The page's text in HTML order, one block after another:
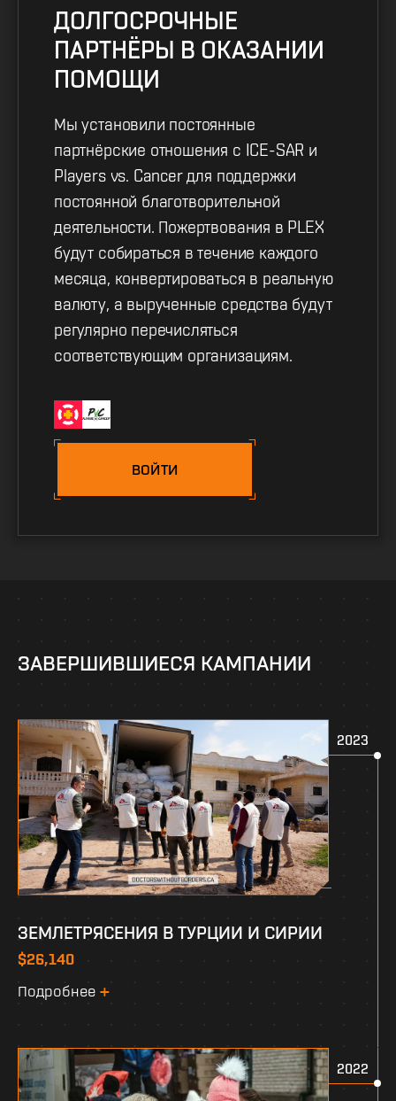
ДОЛГОСРОЧНЫЕ
ПАРТНЁРЫ В ОКАЗАНИИ
ПОМОЩИ
Мы установили постоянные
партнёрские отношения с ICE-SAR и
Players vs. Cancer для поддержки
постоянной благотворительной
деятельности. Пожертвования в PLEX
будут собираться в течение каждого
месяца, конвертироваться в реальную
валюту, а вырученные средства будут
регулярно перечисляться
соответствующим организациям.
ВОЙТИ
ЗАВЕРШИВШИЕСЯ КАМПАНИИ
2023
ЗЕМЛЕТРЯСЕНИЯ В ТУРЦИИ И СИРИИ
$26,140
Подробнее
2022